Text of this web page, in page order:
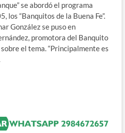
se abordó el programa
los “Banquitos de la Buena Fe”.
González se puso en
promotora del Banquito
el tema. “Principalmente es